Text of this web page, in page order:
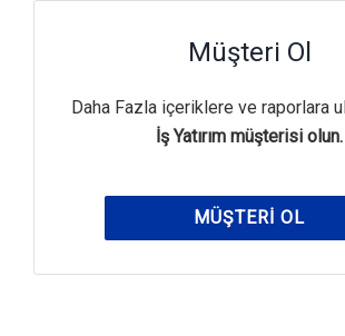
Müşteri Ol
Daha Fazla içeriklere ve raporlara
İş Yatırım müşterisi olun.
MÜŞTERI OL